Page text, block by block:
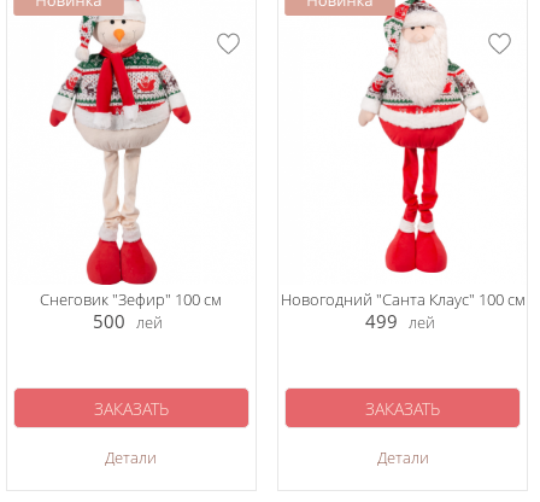
Снеговик "Зефир" 100 см
500 лей
Детали
ЗАКАЗАТЬ
Новогодний "Санта Клаус" 100 см
499 лей
Детали
ЗАКАЗАТЬ